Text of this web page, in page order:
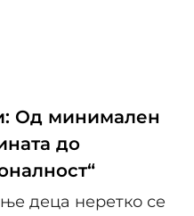
Од минимален
до
деца неретко се